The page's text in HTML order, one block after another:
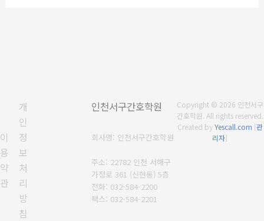
이
용
약
관
개
인
정
보
처
리
방
침
인천서구간호학원
회사명: 인천서구간호학원
주소: 22782 인천 서해구
가정로 361 (신현동) 5층
전화: 032-584-2200
팩스: 032-584-2201
Copyright © 2026 인천서구
간호학원. All rights reserved.
Created byYescall.com [관
리자]